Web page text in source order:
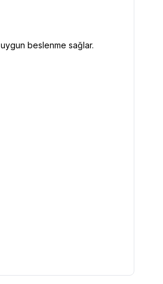
uygun beslenme sağlar.